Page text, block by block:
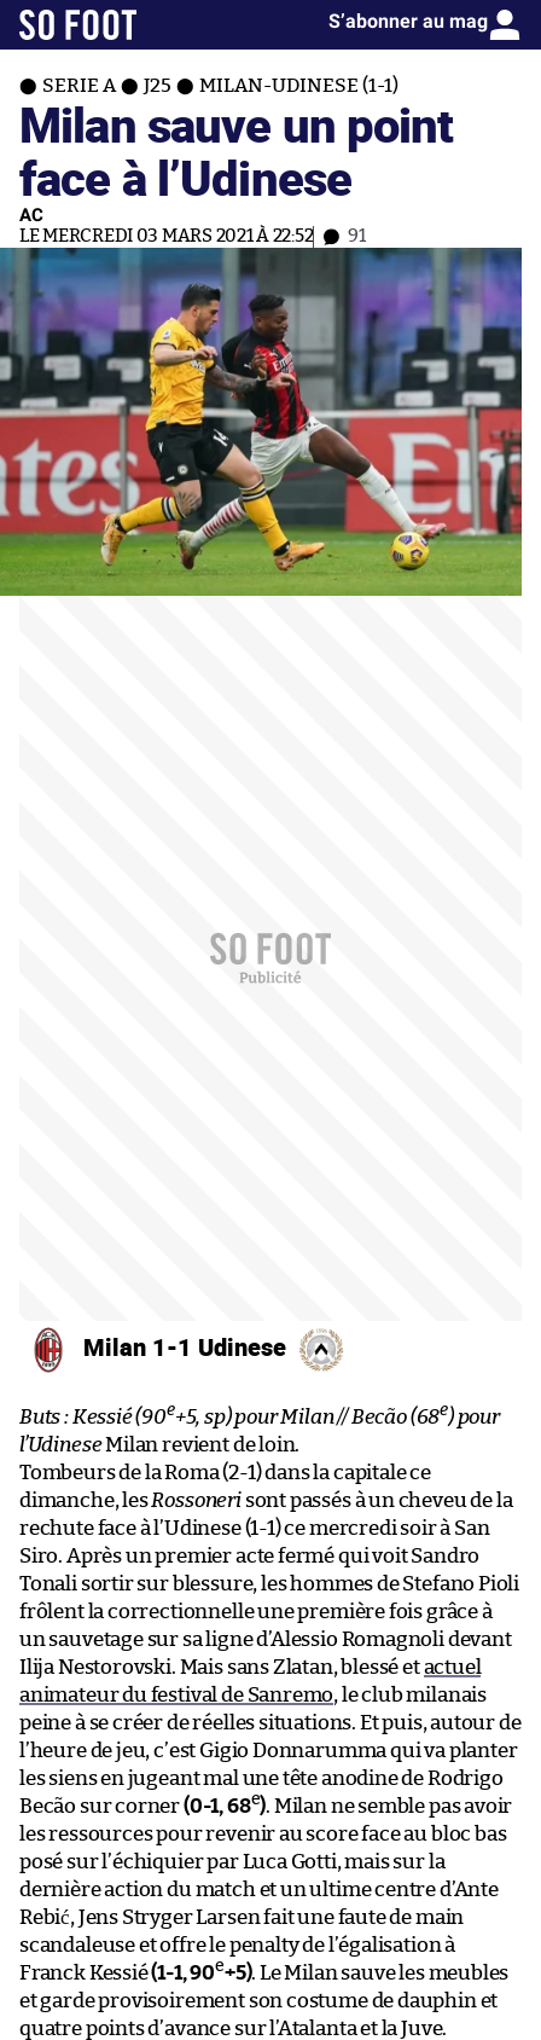
S’abonner au mag
SERIE A J25 MILAN-UDINESE (1-1)
Milan sauve un point
face à l’Udinese
AC
LE MERCREDI 03 MARS 2021 À 22:52 91
Milan 1-1 Udinese
Buts : Kessié (90e+5, sp) pour Milan // Becão (68e) pour
l’UdineseMilan revient de loin.
Tombeurs de la Roma (2-1) dans la capitale ce
dimanche, lesRossonerisont passés à un cheveu de la
rechute face à l’Udinese (1-1) ce mercredi soir à San
Siro. Après un premier acte fermé qui voit Sandro
Tonali sortir sur blessure, les hommes de Stefano Pioli
frôlent la correctionnelle une première fois grâce à
un sauvetage sur sa ligne d’Alessio Romagnoli devant
Ilija Nestorovski. Mais sans Zlatan, blessé etactuel
animateur du festival de Sanremo, le club milanais
peine à se créer de réelles situations. Et puis, autour de
l’heure de jeu, c’est Gigio Donnarumma qui va planter
les siens en jugeant mal une tête anodine de Rodrigo
Becão sur corner(0-1, 68e). Milan ne semble pas avoir
les ressources pour revenir au score face au bloc bas
posé sur l’échiquier par Luca Gotti, mais sur la
dernière action du match et un ultime centre d’Ante
Rebić, Jens Stryger Larsen fait une faute de main
scandaleuse et offre le penalty de l’égalisation à
Franck Kessié(1-1, 90e+5). Le Milan sauve les meubles
et garde provisoirement son costume de dauphin et
quatre points d’avance sur l’Atalanta et la Juve.